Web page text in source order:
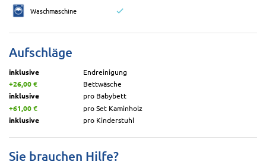
Waschmaschine
Aufschläge
inklusive
Endreinigung
+26,00 €
Bettwäsche
inklusive
pro Babybett
+61,00 €
pro Set Kaminholz
inklusive
pro Kinderstuhl
Sie brauchen Hilfe?